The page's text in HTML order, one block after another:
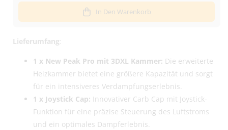
Pro
XL
Concentrate
verschiedene
Farben
verringern
Puffco
XL
Concentrate
-
verschiedene
Farben
erhöhen
In Den Warenkorb
Lieferumfang
1 x New Peak Pro mit 3DXL Kammer: Die erweiterte
Heizkammer bietet eine größere Kapazität und sorgt
für ein intensiveres Verdampfungserlebnis.
1 x Joystick Cap: Innovativer Carb Cap mit Joystick-
Funktion für eine präzise Steuerung des Luftstroms
und ein optimales Dampferlebnis.